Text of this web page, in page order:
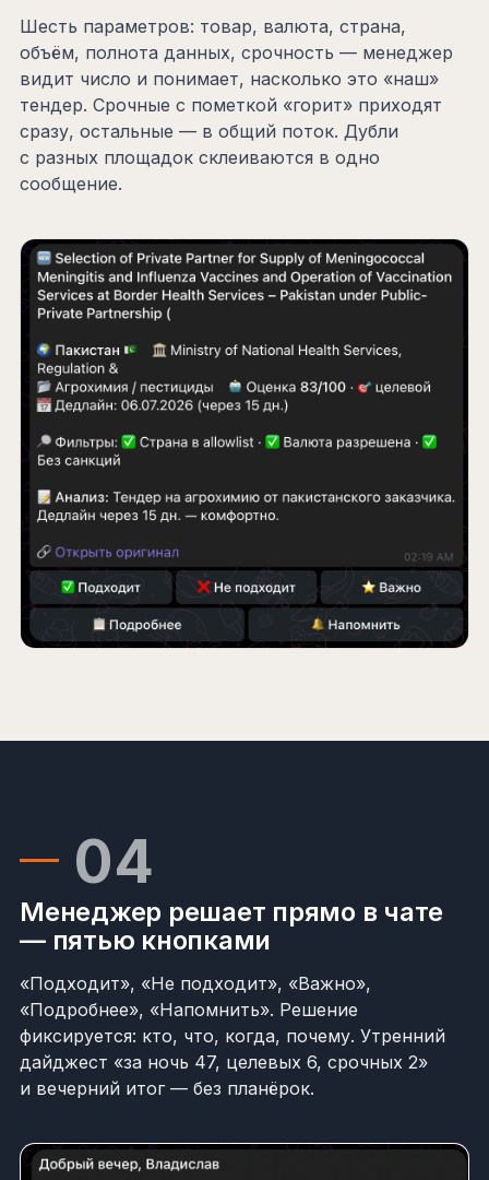
Шесть параметров: товар, валюта, страна,
объём, полнота данных, срочность — менеджер
видит число и понимает, насколько это «наш»
тендер. Срочные с пометкой «горит» приходят
сразу, остальные — в общий поток. Дубли
с разных площадок склеиваются в одно
сообщение.
04
Менеджер решает прямо в чате
— пятью кнопками
«Подходит», «Не подходит», «Важно»,
«Подробнее», «Напомнить». Решение
фиксируется: кто, что, когда, почему. Утренний
дайджест «за ночь 47, целевых 6, срочных 2»
и вечерний итог — без планёрок.